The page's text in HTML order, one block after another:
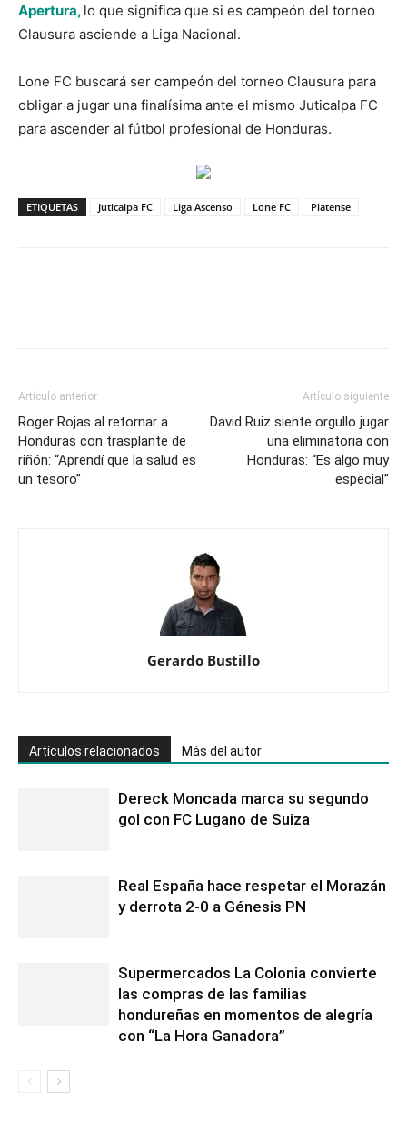
Apertura, lo que significa que si es campeón del torneo
Clausura asciende a Liga Nacional.
Lone FC buscará ser campeón del torneo Clausura para
obligar a jugar una finalísima ante el mismo Juticalpa FC
para ascender al fútbol profesional de Honduras.
ETIQUETAS Juticalpa FC Liga Ascenso Lone FC Platense
Artículo anterior
Roger Rojas al retornar a
Honduras con trasplante de
riñón: “Aprendí que la salud es
un tesoro”
Artículo siguiente
David Ruiz siente orgullo jugar
una eliminatoria con
Honduras: “Es algo muy
especial”
Gerardo Bustillo
Artículos relacionados Más del autor
Dereck Moncada marca su segundo
gol con FC Lugano de Suiza
Real España hace respetar el Morazán
y derrota 2-0 a Génesis PN
Supermercados La Colonia convierte
las compras de las familias
hondureñas en momentos de alegría
con “La Hora Ganadora”